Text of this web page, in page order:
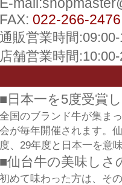
FAX: 022-266-2476
通販営業時間
店舗営業時間
■日本一を5度受賞
全国のブランド牛が集ま
会が毎年開催されます。
度、29年度と日本一を意
■仙台牛の美味しさ
初めて味わった方は、そ